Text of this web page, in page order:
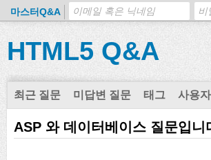
마스터Q&A
HTML5 Q&A
최근 질문 미답변 질문 태그 사용자
ASP 와 데이터베이스 질문입니